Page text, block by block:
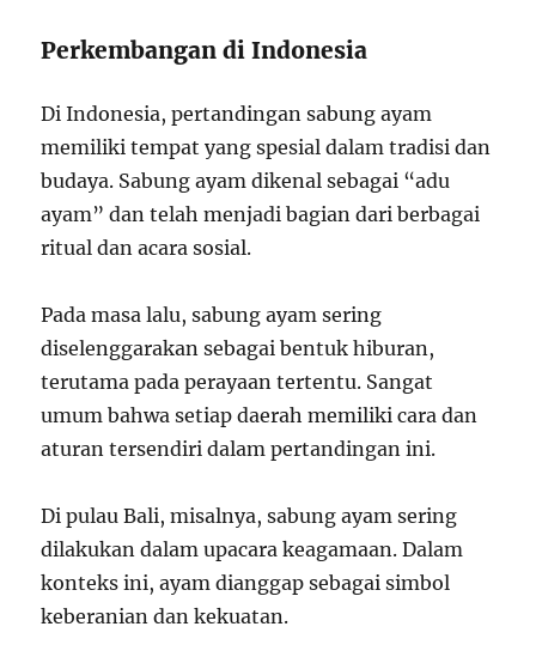
Perkembangan di Indonesia
Di Indonesia, pertandingan sabung ayam
memiliki tempat yang spesial dalam tradisi dan
budaya. Sabung ayam dikenal sebagai “adu
ayam” dan telah menjadi bagian dari berbagai
ritual dan acara sosial.
Pada masa lalu, sabung ayam sering
diselenggarakan sebagai bentuk hiburan,
terutama pada perayaan tertentu. Sangat
umum bahwa setiap daerah memiliki cara dan
aturan tersendiri dalam pertandingan ini.
Di pulau Bali, misalnya, sabung ayam sering
dilakukan dalam upacara keagamaan. Dalam
konteks ini, ayam dianggap sebagai simbol
keberanian dan kekuatan.